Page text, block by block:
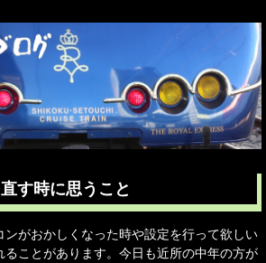
す時に思うこと
がおかしくなった時や設定を行って欲しい
ることがあります。今日も近所の中年の方が